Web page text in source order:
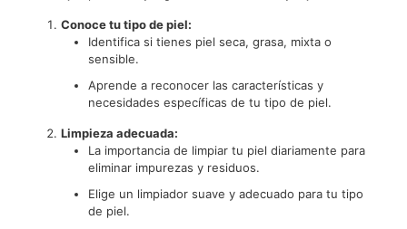
Conoce tu tipo de piel:
Identifica si tienes piel seca, grasa, mixta o
sensible.
Aprende a reconocer las características y
necesidades específicas de tu tipo de piel.
Limpieza adecuada:
La importancia de limpiar tu piel diariamente para
eliminar impurezas y residuos.
Elige un limpiador suave y adecuado para tu tipo
de piel.